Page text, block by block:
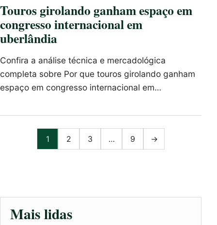
Touros girolando ganham espaço em
congresso internacional em
uberlândia
Confira a análise técnica e mercadológica
completa sobre Por que touros girolando ganham
espaço em congresso internacional em…
Paginação de posts
1 2 3 … 9 →
Mais lidas